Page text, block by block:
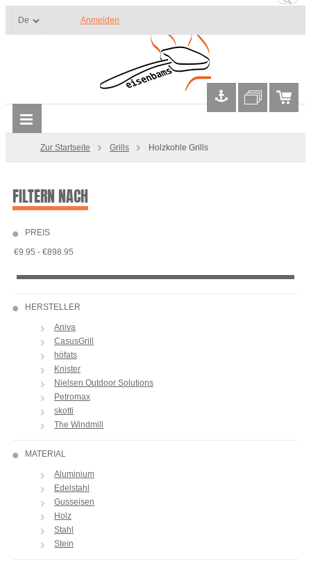
Anmelden
Zur Startseite Grills Holzkohle Grills
FILTERN NACH
PREIS
HERSTELLER
Aniva
CasusGrill
höfats
Knister
Nielsen Outdoor Solutions
Petromax
skotti
The Windmill
MATERIAL
Aluminium
Edelstahl
Gusseisen
Holz
Stahl
Stein